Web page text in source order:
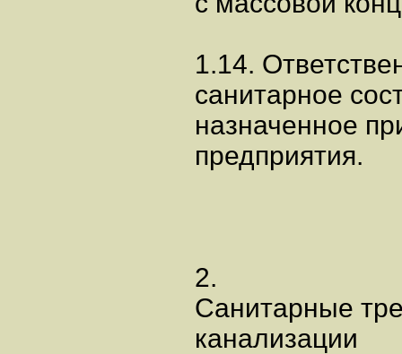
1.14.
санитарное
назначенное
предприятия.
2.
Санитарные
канализации